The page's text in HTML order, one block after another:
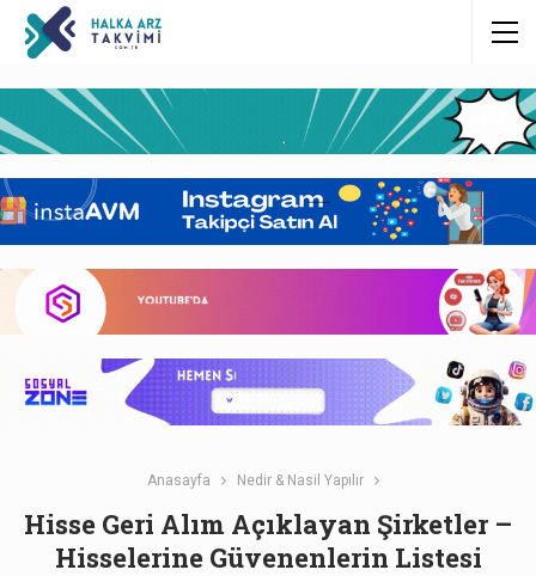
Anasayfa Nedir & Nasil Yapılır
Hisse Geri Alım Açıklayan Şirketler –
Hisselerine Güvenenlerin Listesi